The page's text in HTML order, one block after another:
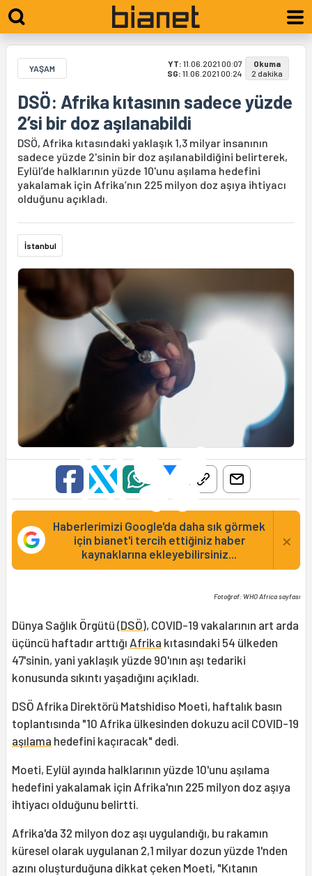
YAŞAM YT: 11.06.2021 00:07
SG: 11.06.2021 00:24
Okuma
2 dakika
DSÖ: Afrika kıtasının sadece yüzde
2’si bir doz aşılanabildi
DSÖ, Afrika kıtasındaki yaklaşık 1,3 milyar insanının
sadece yüzde 2'sinin bir doz aşılanabildiğini belirterek,
Eylül’de halklarının yüzde 10'unu aşılama hedefini
yakalamak için Afrika’nın 225 milyon doz aşıya ihtiyacı
olduğunu açıkladı.
İstanbul
Haberlerimizi Google'da daha sık görmek
için bianet'i tercih ettiğiniz haber
kaynaklarına ekleyebilirsiniz...
×
Fotoğraf: WHO Africa sayfası
Dünya Sağlık Örgütü (DSÖ), COVID-19 vakalarının art arda
üçüncü haftadır arttığı Afrika kıtasındaki 54 ülkeden
47'sinin, yani yaklaşık yüzde 90'ının aşı tedariki
konusunda sıkıntı yaşadığını açıkladı.
DSÖ Afrika Direktörü Matshidiso Moeti, haftalık basın
toplantısında "10 Afrika ülkesinden dokuzu acil COVID-19
aşılama hedefini kaçıracak" dedi.
Moeti, Eylül ayında halklarının yüzde 10'unu aşılama
hedefini yakalamak için Afrika'nın 225 milyon doz aşıya
ihtiyacı olduğunu belirtti.
Afrika'da 32 milyon doz aşı uygulandığı, bu rakamın
küresel olarak uygulanan 2,1 milyar dozun yüzde 1'nden
azını oluşturduğuna dikkat çeken Moeti, "Kıtanın